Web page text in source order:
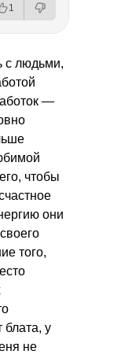
1
с людьми,
—
чтобы
они
того,
блата, у
не